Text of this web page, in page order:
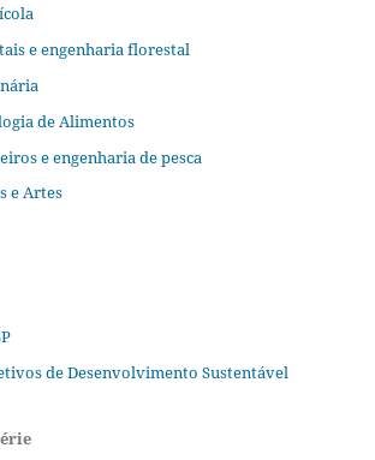
e engenharia florestal
de Alimentos
e engenharia de pesca
e Artes
de Desenvolvimento Sustentável